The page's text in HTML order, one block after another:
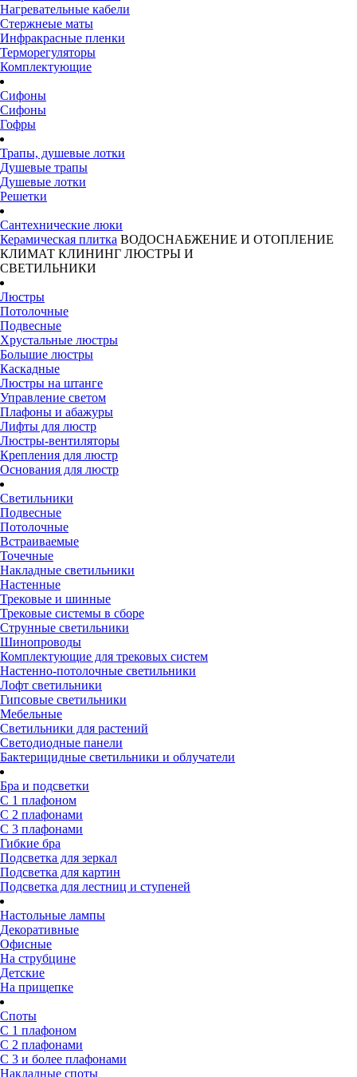
Нагревательные кабели
Стержнеые маты
Инфракрасные пленки
Терморегуляторы
Комплектующие
Сифоны
Сифоны
Гофры
Трапы, душевые лотки
Душевые трапы
Душевые лотки
Решетки
Сантехнические люки
Керамическая плитка ВОДОСНАБЖЕНИЕ И ОТОПЛЕНИЕ
КЛИМАТ КЛИНИНГ ЛЮСТРЫ И
СВЕТИЛЬНИКИ
Люстры
Потолочные
Подвесные
Хрустальные люстры
Большие люстры
Каскадные
Люстры на штанге
Управление светом
Плафоны и абажуры
Лифты для люстр
Люстры-вентиляторы
Крепления для люстр
Основания для люстр
Светильники
Подвесные
Потолочные
Встраиваемые
Точечные
Накладные светильники
Настенные
Трековые и шинные
Трековые системы в сборе
Струнные светильники
Шинопроводы
Комплектующие для трековых систем
Настенно-потолочные светильники
Лофт светильники
Гипсовые светильники
Мебельные
Светильники для растений
Светодиодные панели
Бактерицидные светильники и облучатели
Бра и подсветки
С 1 плафоном
С 2 плафонами
С 3 плафонами
Гибкие бра
Подсветка для зеркал
Подсветка для картин
Подсветка для лестниц и ступеней
Настольные лампы
Декоративные
Офисные
На струбцине
Детские
На прищепке
Споты
С 1 плафоном
С 2 плафонами
С 3 и более плафонами
Накладные споты